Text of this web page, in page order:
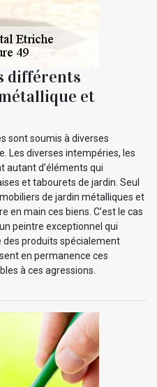
différents
et
sont soumis à diverses
Les diverses intempéries, les
autant d’éléments qui
et tabourets de jardin. Seul
de jardin métalliques et
en main ces biens. C’est le cas
peintre exceptionnel qui
des produits spécialement
en permanence ces
à ces agressions.